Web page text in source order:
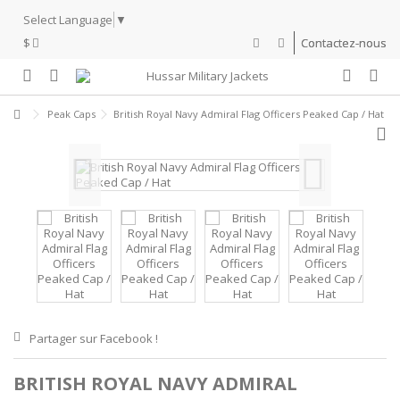
Select Language ▼
$
Contactez-nous
Peak Caps British Royal Navy Admiral Flag Officers Peaked Cap / Hat
Partager sur Facebook !
BRITISH ROYAL NAVY ADMIRAL